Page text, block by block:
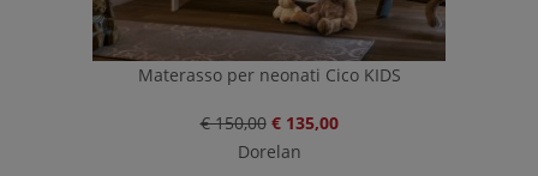
Materasso per neonati Cico KIDS
€ 150,00 € 135,00
Dorelan